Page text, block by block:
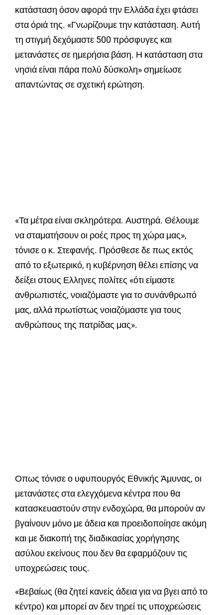
κατάσταση όσον αφορά την Ελλάδα έχει φτάσει
στα όριά της. «Γνωρίζουμε την κατάσταση. Αυτή
τη στιγμή δεχόμαστε 500 πρόσφυγες και
μετανάστες σε ημερήσια βάση. Η κατάσταση στα
νησιά είναι πάρα πολύ δύσκολη» σημείωσε
απαντώντας σε σχετική ερώτηση.
«Τα μέτρα είναι σκληρότερα. Αυστηρά. Θέλουμε
να σταματήσουν οι ροές προς τη χώρα μας»,
τόνισε ο κ. Στεφανής. Πρόσθεσε δε πως εκτός
από το εξωτερικό, η κυβέρνηση θέλει επίσης να
δείξει στους Ελληνες πολίτες «ότι είμαστε
ανθρωπιστές, νοιαζόμαστε για το συνάνθρωπό
μας, αλλά πρωτίστως νοιαζόμαστε για τους
ανθρώπους της πατρίδας μας».
Οπως τόνισε ο υφυπουργός Εθνικής Άμυνας, οι
μετανάστες στα ελεγχόμενα κέντρα που θα
κατασκευαστούν στην ενδοχώρα, θα μπορούν αν
βγαίνουν μόνο με άδεια και προειδοποίησε ακόμη
και με διακοπή της διαδικασίας χορήγησης
ασύλου εκείνους που δεν θα εφαρμόζουν τις
υποχρεώσεις τους.
«Βεβαίως (θα ζητεί κανείς άδεια για να βγει από το
κέντρο) και μπορεί αν δεν τηρεί τις υποχρεώσεις